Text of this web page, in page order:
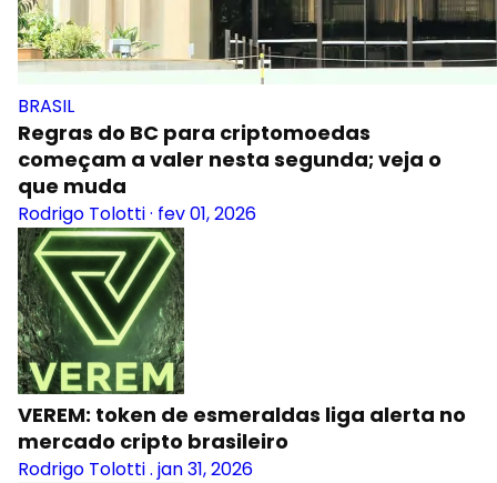
BRASIL
Regras do BC para criptomoedas
começam a valer nesta segunda; veja o
que muda
Rodrigo Tolotti· fev 01, 2026
VEREM: token de esmeraldas liga alerta no
mercado cripto brasileiro
Rodrigo Tolotti. jan 31, 2026